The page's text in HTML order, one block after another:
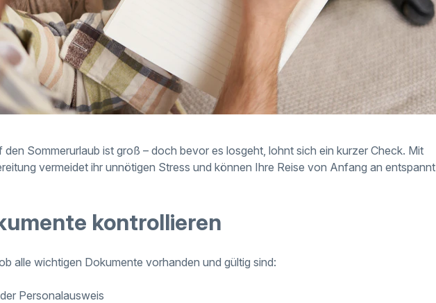
den Sommerurlaub ist groß – doch bevor es losgeht, lohnt sich ein kurzer Check. Mit
vermeidet ihr unnötigen Stress und können Ihre Reise von Anfang an entspannt
kontrollieren
alle wichtigen Dokumente vorhanden und gültig sind:
Personalausweis